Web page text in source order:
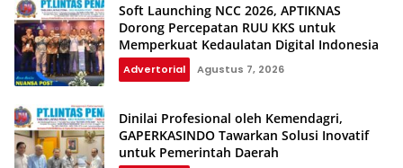
Soft Launching NCC 2026, APTIKNAS
Dorong Percepatan RUU KKS untuk
Memperkuat Kedaulatan Digital Indonesia
Advertorial Agustus 7, 2026
Dinilai Profesional oleh Kemendagri,
GAPERKASINDO Tawarkan Solusi Inovatif
untuk Pemerintah Daerah